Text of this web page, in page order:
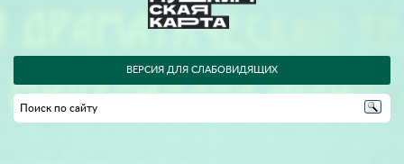
ВЕРСИЯ ДЛЯ СЛАБОВИДЯЩИХ